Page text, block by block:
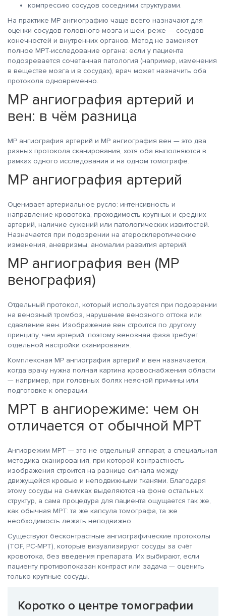
компрессию сосудов соседними структурами.
На практике МР ангиографию чаще всего назначают для
оценки сосудов головного мозга и шеи, реже — сосудов
конечностей и внутренних органов. Метод не заменяет
полное МРТ-исследование органа: если у пациента
подозревается сочетанная патология (например, изменения
в веществе мозга и в сосудах), врач может назначить оба
протокола одновременно.
МР ангиография артерий и
вен: в чём разница
МР ангиография артерий и МР ангиография вен — это два
разных протокола сканирования, хотя оба выполняются в
рамках одного исследования и на одном томографе.
МР ангиография артерий
Оценивает артериальное русло: интенсивность и
направление кровотока, проходимость крупных и средних
артерий, наличие сужений или патологических извитостей.
Назначается при подозрении на атеросклеротические
изменения, аневризмы, аномалии развития артерий.
МР ангиография вен (МР
венография)
Отдельный протокол, который используется при подозрении
на венозный тромбоз, нарушение венозного оттока или
сдавление вен. Изображение вен строится по другому
принципу, чем артерий, поэтому венозная фаза требует
отдельной настройки сканирования.
Комплексная МР ангиография артерий и вен назначается,
когда врачу нужна полная картина кровоснабжения области
— например, при головных болях неясной причины или
подготовке к операции.
МРТ в ангиорежиме: чем он
отличается от обычной МРТ
Ангиорежим МРТ — это не отдельный аппарат, а специальная
методика сканирования, при которой контрастность
изображения строится на разнице сигнала между
движущейся кровью и неподвижными тканями. Благодаря
этому сосуды на снимках выделяются на фоне остальных
структур, а сама процедура для пациента ощущается так же,
как обычная МРТ: та же капсула томографа, та же
необходимость лежать неподвижно.
Существуют бесконтрастные ангиографические протоколы
(TOF, PC-МРТ), которые визуализируют сосуды за счёт
кровотока, без введения препарата. Их выбирают, если
пациенту противопоказан контраст или задача — оценить
только крупные сосуды.
Коротко о центре томографии